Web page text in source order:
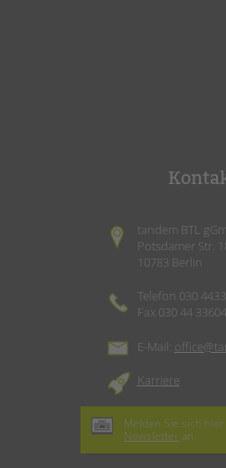
tandem BTL
Potsdamer Str.
10783 Berlin
Telefon 030
Fax 030 44
E-Mail:
Karriere
Melden Sie sich
Newsletter an.